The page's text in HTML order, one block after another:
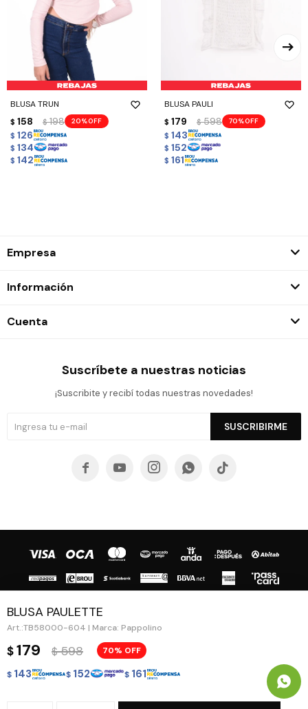
BLUSA PAULETTE
TB58000-604 | Marca: Pappolino
$179 $ 598 70
$ 143 $ 152 $ 161
BLUSA TRUN
$ 158 $ 198 20
$ 126
$ 134
$ 142
BLUSA PAULI
$ 179 $ 598 70
$ 143
$ 152
$ 161
Empresa
Información
Cuenta
Suscríbete a nuestras noticias
¡Suscribite y recibí todas nuestras novedades!
SUSCRIBIRME
    
© Copyright 2026 / Guapa - Paprika